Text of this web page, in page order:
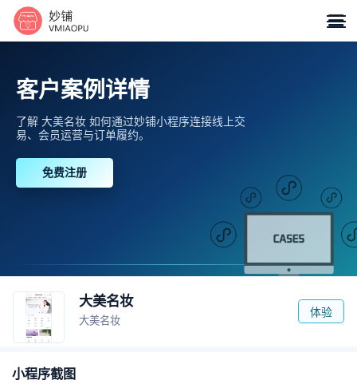

客户案例详情
了解 大美名妆 如何通过妙铺小程序连接线上交
易、会员运营与订单履约。
免费注册
大美名妆
大美名妆
体验
小程序截图